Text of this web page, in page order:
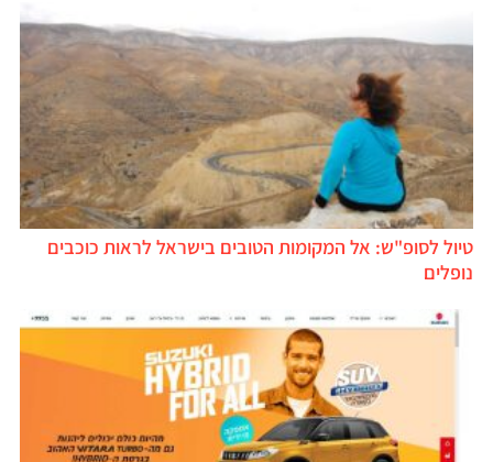
טיול לסופ"ש: אל המקומות הטובים בישראל לראות כוכבים
נופלים